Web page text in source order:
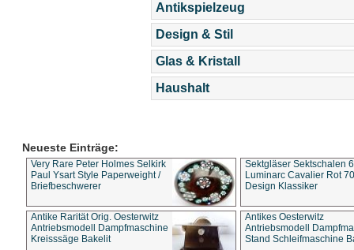
Antikspielzeug
Design & Stil
Glas & Kristall
Haushalt
Neueste Einträge:
Very Rare Peter Holmes Selkirk
Paul Ysart Style Paperweight /
Briefbeschwerer
Sektgläser Sektschalen
Luminarc Cavalier Rot
Design Klassiker
Antike Rarität Orig. Oesterwitz
Antriebsmodell Dampfmaschine
Kreisssäge Bakelit
Antikes Oesterwitz
Antriebsmodell
Stand Schleifmaschine